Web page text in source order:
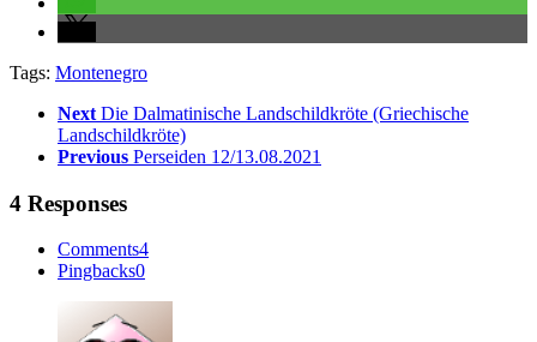
Tags: Montenegro
Next Die Dalmatinische Landschildkröte (Griechische
Landschildkröte)
Previous Perseiden 12/13.08.2021
4 Responses
Comments4
Pingbacks0